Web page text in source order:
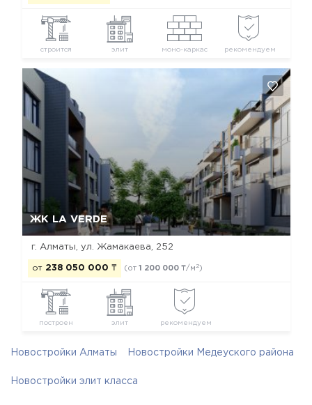
строится элит моно-каркас рекомендуем
ЖК LA VERDE
г. Алматы, ул. Жамакаева, 252
от 238 050 000 ₸ (от 1 200 000 ₸/м 2)
построен элит рекомендуем
Да, удалить Отмена
Новостройки Алматы Новостройки Медеуского района
Новостройки элит класса